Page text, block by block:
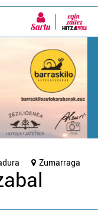
Sartu
Zumarraga